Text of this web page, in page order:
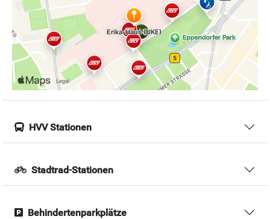
HVV Stationen
Stadtrad-Stationen
Behindertenparkplätze